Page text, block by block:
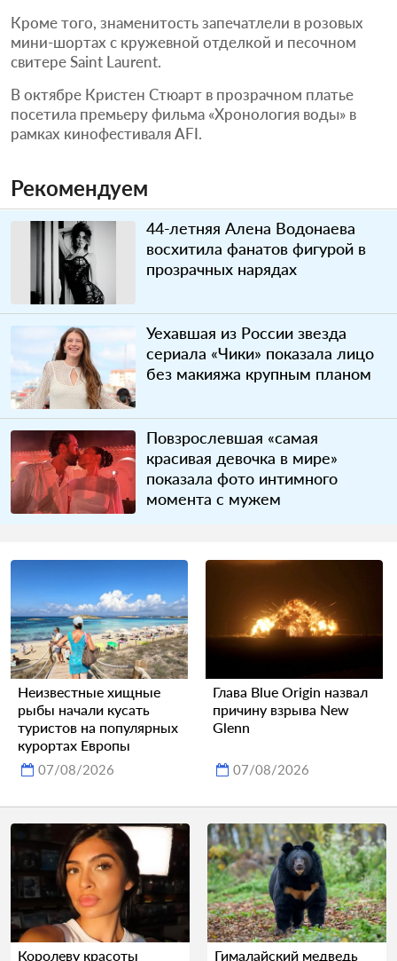
Кроме того, знаменитость запечатлели в розовых
мини-шортах с кружевной отделкой и песочном
свитере Saint Laurent.
В октябре Кристен Стюарт в прозрачном платье
посетила премьеру фильма «Хронология воды» в
рамках кинофестиваля AFI.
Рекомендуем
44-летняя Алена Водонаева
восхитила фанатов фигурой в
прозрачных нарядах
Уехавшая из России звезда
сериала «Чики» показала лицо
без макияжа крупным планом
Повзрослевшая «самая
красивая девочка в мире»
показала фото интимного
момента с мужем
Неизвестные хищные
рыбы начали кусать
туристов на популярных
курортах Европы
07/08/2026
Глава Blue Origin назвал
причину взрыва New
Glenn
07/08/2026
Королеву красоты Гималайский медведь